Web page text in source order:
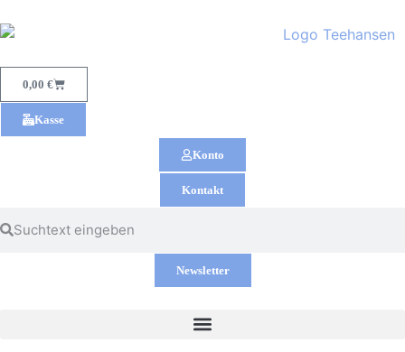
0,00 €
Kasse
Konto
Kontakt
Newsletter